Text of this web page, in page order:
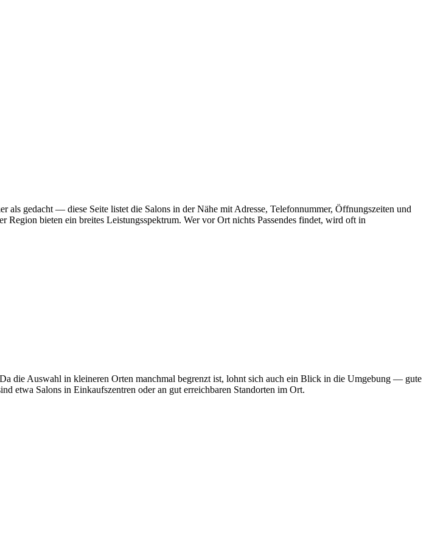
gedacht — diese Seite listet die Salons in der Nähe mit Adresse, Telefonnummer, Öffnungszeiten und
bieten ein breites Leistungsspektrum. Wer vor Ort nichts Passendes findet, wird oft in
die Auswahl in kleineren Orten manchmal begrenzt ist, lohnt sich auch ein Blick in die Umgebung — gute
etwa Salons in Einkaufszentren oder an gut erreichbaren Standorten im Ort.